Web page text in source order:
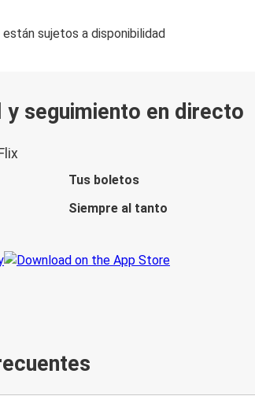
sujetos a disponibilidad
seguimiento en directo
Tus boletos
Siempre al tanto